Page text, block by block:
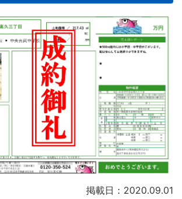
掲載日：2020.09.01